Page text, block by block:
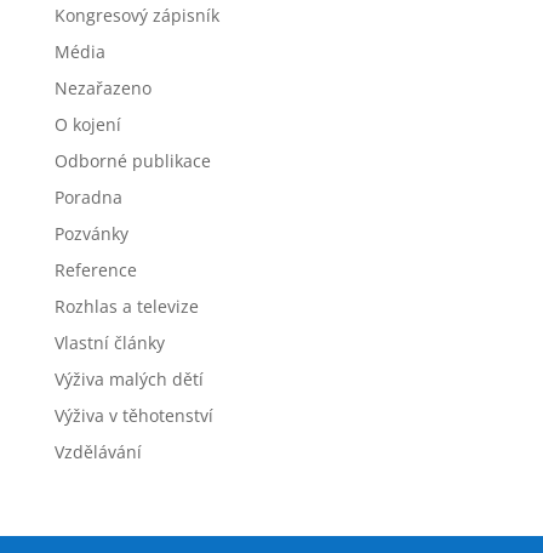
Kongresový zápisník
Média
Nezařazeno
O kojení
Odborné publikace
Poradna
Pozvánky
Reference
Rozhlas a televize
Vlastní články
Výživa malých dětí
Výživa v těhotenství
Vzdělávání